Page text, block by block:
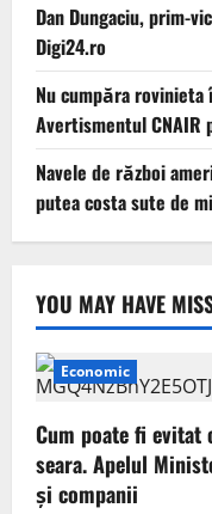
Dan Dungaciu, prim-
Digi24.ro
Nu cumpăra
Avertismentul
Navele de război
putea costa sute de
YOU MAY HAVE
Economic
Cum poate fi evitat
seara. Apelul
și companii